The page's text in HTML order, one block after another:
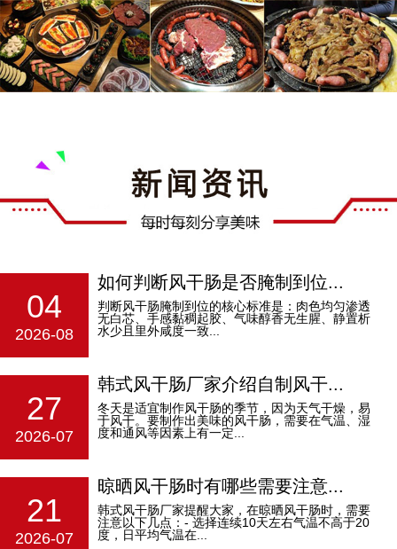
04
2026-08
如何判断风干肠是否腌制到位...
判断风干肠腌制到位的核心标准是：‌肉色均匀渗透
无白芯、手感黏稠起胶、气味醇香无生腥、静置析
水少且里外咸度一致‌...
27
2026-07
韩式风干肠厂家介绍自制风干...
冬天是适宜制作风干肠的季节，因为天气干燥，易
于风干。要制作出美味的风干肠，需要在气温、湿
度和通风等因素上有一定...
21
2026-07
晾晒风干肠时有哪些需要注意...
韩式风干肠厂家提醒大家，在晾晒风干肠时，需要
注意以下几点：- 选择连续10天左右气温不高于20
度，日平均气温在...